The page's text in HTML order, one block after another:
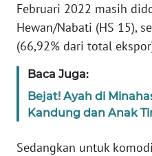
Februari 2022 masih
Hewan/Nabati (HS 15),
(66,92% dari total
Baca Juga:
Bejat! Ayah di
Kandung dan Anak
Sedangkan untuk
WN
BANTEN
WN
NTT
WN